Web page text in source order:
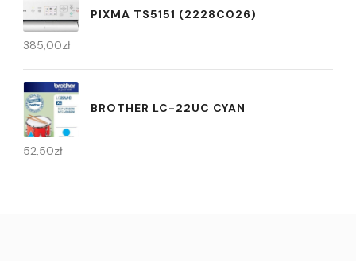
PIXMA TS5151 (2228C026)
385,00zł
BROTHER LC-22UC CYAN
52,50zł